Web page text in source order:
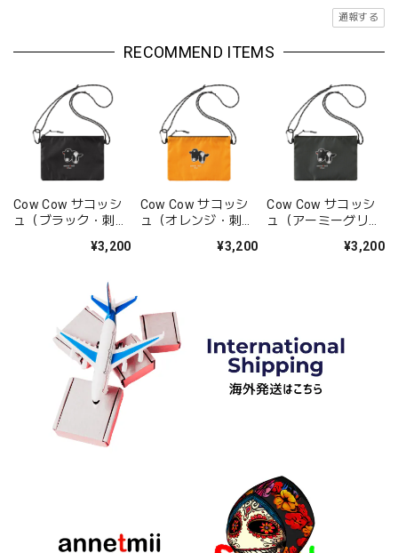
通報する
RECOMMEND ITEMS
Cow Cow サコッシ
ュ（ブラック・刺
¥3,200
Cow Cow サコッシ
ュ（オレンジ・刺
¥3,200
Cow Cow サコッシ
ュ（アーミーグリー
¥3,200